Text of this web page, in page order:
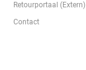
Retourportaal (extern)
Contact